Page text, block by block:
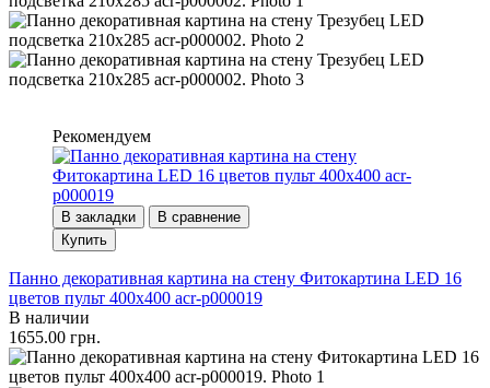
Рекомендуем
В закладки
В сравнение
Купить
Панно декоративная картина на стену Фитокартина LED 16
цветов пульт 400x400 acr-p000019
В наличии
1655.00 грн.